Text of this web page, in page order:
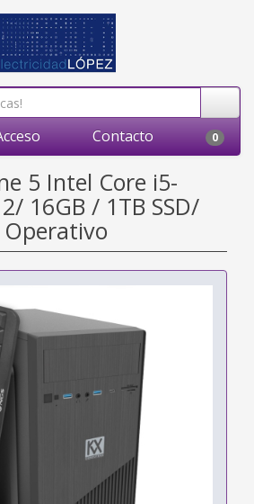
Contacto 0
5 Intel Core i5-
16GB / 1TB SSD/
Operativo